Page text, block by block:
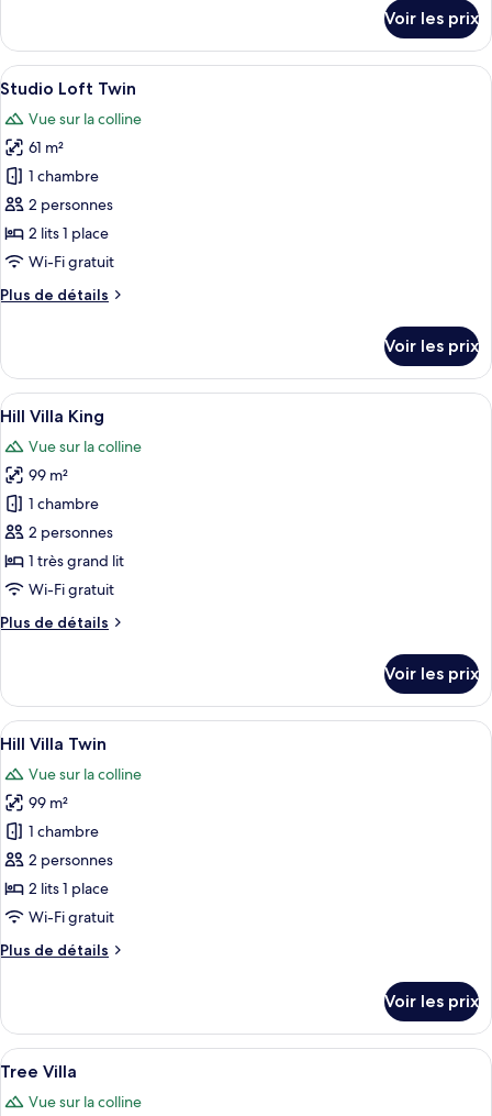
le
type
de
Studio
Loft
King
Voir les prix
Afficher
toutes
les
photos
pour
ce
type
de
chambre :
Studio
Une chambre d’hôtel moderne
6
Studio Loft Twin
Vue sur la colline
61 m²
1 chambre
2 personnes
2 lits 1 place
Wi-Fi gratuit
Plus de détails
Plus
le
type
de
Studio
Loft
Twin
Voir les prix
Afficher
toutes
les
photos
pour
ce
type
de
chambre :
Hill
Une chambre d’hôtel moderne avec
7
Hill Villa King
Vue sur la colline
99 m²
1 chambre
2 personnes
1 très grand lit
Wi-Fi gratuit
Plus de détails
Plus
le
type
de
Hill
Villa
King
Voir les prix
Afficher
toutes
les
photos
pour
ce
type
de
chambre :
Hill
Une chambre d’hôtel moderne
7
Hill Villa Twin
Vue sur la colline
99 m²
1 chambre
2 personnes
2 lits 1 place
Wi-Fi gratuit
Plus de détails
Plus
le
type
de
Hill
Voir les prix
Afficher
toutes
les
Une chambre d’hôtel moderne
15
Tree Villa
Vue sur la colline